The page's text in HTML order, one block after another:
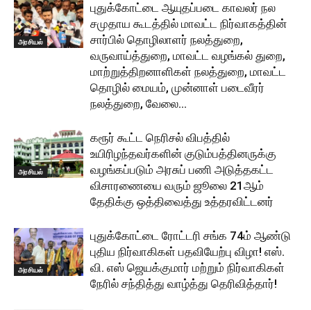
அரசியல்
புதுக்கோட்டை ஆயுதப்படை காவலர் நல
சமுதாய கூடத்தில் மாவட்ட நிர்வாகத்தின்
சார்பில் தொழிலாளர் நலத்துறை,
வருவாய்த்துறை, மாவட்ட வழங்கல் துறை,
மாற்றுத்திறனாளிகள் நலத்துறை, மாவட்ட
தொழில் மையம், முன்னாள் படைவீரர்
நலத்துறை, வேலை...
அரசியல்
கரூர் கூட்ட நெரிசல் விபத்தில்
உயிரிழந்தவர்களின் குடும்பத்தினருக்கு
வழங்கப்படும் அரசுப் பணி அடுத்தகட்ட
விசாரணையை வரும் ஜூலை 21ஆம்
தேதிக்கு ஒத்திவைத்து உத்தரவிட்டனர்
அரசியல்
புதுக்கோட்டை ரோட்டரி சங்க 74ம் ஆண்டு
புதிய நிர்வாகிகள் பதவியேற்பு விழா! எஸ்.
வி. எஸ் ஜெயக்குமார் மற்றும் நிர்வாகிகள்
நேரில் சந்தித்து வாழ்த்து தெரிவித்தார்!